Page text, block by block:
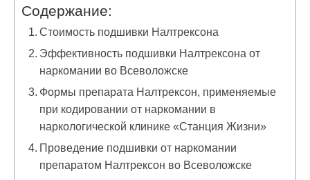
Содержание:
Стоимость подшивки Налтрексона
Эффективность подшивки Налтрексона от
наркомании во Всеволожске
Формы препарата Налтрексон, применяемые
при кодировании от наркомании в
наркологической клинике «Станция Жизни»
Проведение подшивки от наркомании
препаратом Налтрексон во Всеволожске